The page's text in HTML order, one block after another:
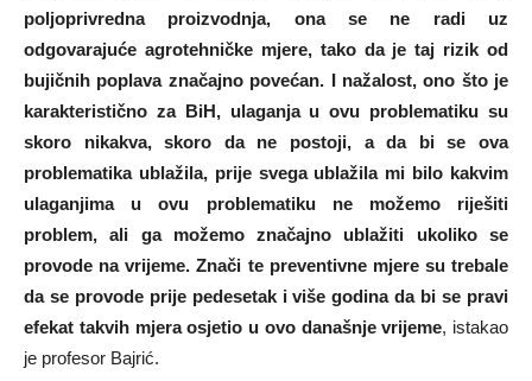
poljoprivredna proizvodnja, ona se ne radi uz
odgovarajuće agrotehničke mjere, tako da je taj rizik od
bujičnih poplava značajno povećan. I nažalost, ono što je
karakteristično za BiH, ulaganja u ovu problematiku su
skoro nikakva, skoro da ne postoji, a da bi se ova
problematika ublažila, prije svega ublažila mi bilo kakvim
ulaganjima u ovu problematiku ne možemo riješiti
problem, ali ga možemo značajno ublažiti ukoliko se
provode na vrijeme. Znači te preventivne mjere su trebale
da se provode prije pedesetak i više godina da bi se pravi
efekat takvih mjera osjetio u ovo današnje vrijeme, istakao
je profesor Bajrić.